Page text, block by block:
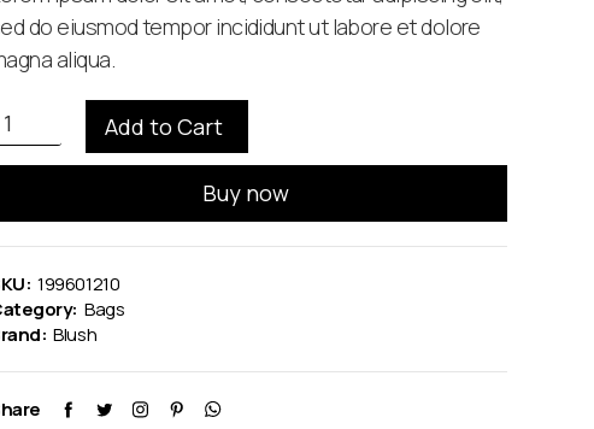
do eiusmod tempor incididunt ut labore et dolore
aliqua.
Buy now
199601210
Bags
Blush